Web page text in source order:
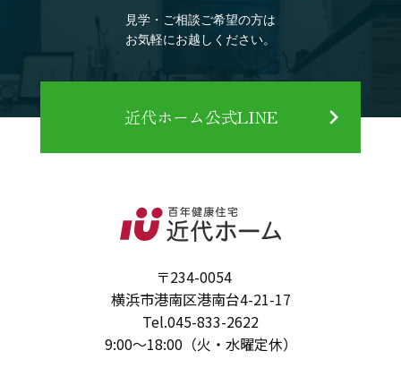
見学・ご相談ご希望の方は
お気軽にお越しください。
近代ホーム公式LINE
〒234-0054
横浜市港南区港南台4-21-17
Tel.045-833-2622
9:00～18:00（火・水曜定休）